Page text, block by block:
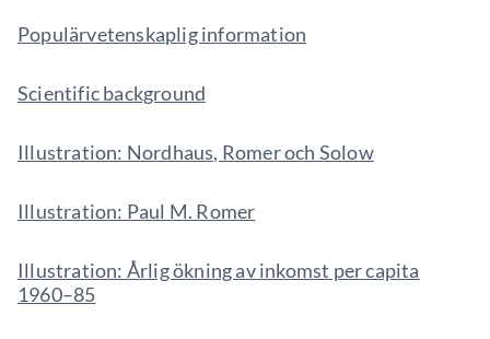
Populärvetenskaplig information
Scientific background
Illustration: Nordhaus, Romer och Solow
Illustration: Paul M. Romer
Illustration: Årlig ökning av inkomst per capita
1960–85